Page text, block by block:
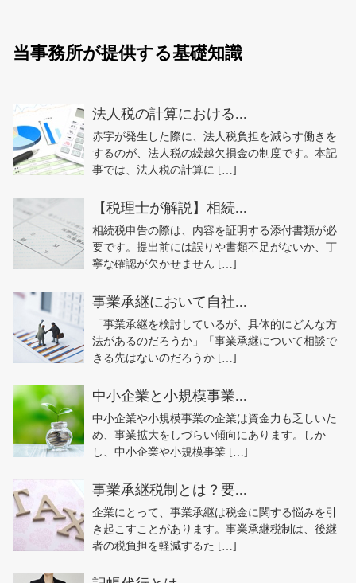
当事務所が提供する基礎知識
法人税の計算における...
赤字が発生した際に、法人税負担を減らす働きを
するのが、法人税の繰越欠損金の制度です。本記
事では、法人税の計算に […]
【税理士が解説】相続...
相続税申告の際は、内容を証明する添付書類が必
要です。提出前には誤りや書類不足がないか、丁
寧な確認が欠かせません […]
事業承継において自社...
「事業承継を検討しているが、具体的にどんな方
法があるのだろうか」「事業承継について相談で
きる先はないのだろうか […]
中小企業と小規模事業...
中小企業や小規模事業の企業は資金力も乏しいた
め、事業拡大をしづらい傾向にあります。しか
し、中小企業や小規模事業 […]
事業承継税制とは？要...
企業にとって、事業承継は税金に関する悩みを引
き起こすことがあります。事業承継税制は、後継
者の税負担を軽減するた […]